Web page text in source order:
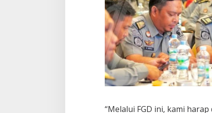
“Melalui FGD ini, kami